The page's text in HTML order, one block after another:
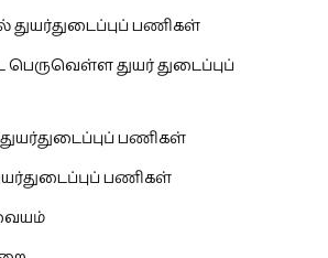
துயர்துடைப்புப் பணிகள்
துயர் துடைப்புப்
பணிகள்
பணிகள்